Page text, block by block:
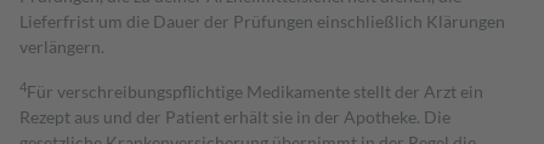
Lieferfrist um die Dauer der Prüfungen einschließlich Klärungen
verlängern.
4Für verschreibungspflichtige Medikamente stellt der Arzt ein
Rezept aus und der Patient erhält sie in der Apotheke. Die